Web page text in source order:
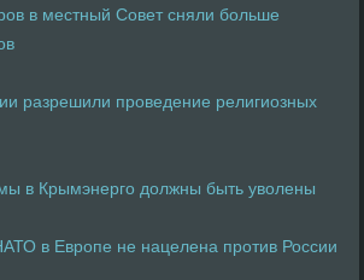
в местный Совет сняли больше
разрешили проведение религиозных
в Крымэнерго должны быть уволены
в Европе не нацелена против России